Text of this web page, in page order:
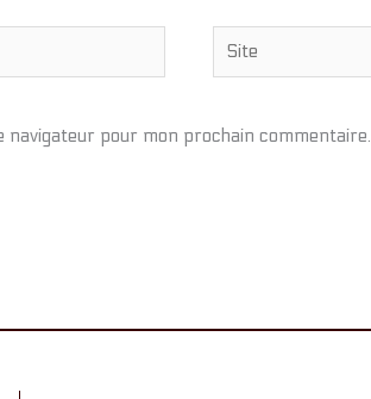
Site
pour mon prochain commentaire.